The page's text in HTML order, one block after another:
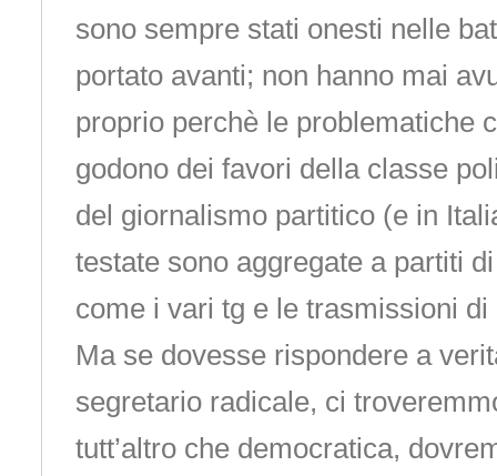
sono sempre stati onesti nelle
portato avanti; non hanno mai
proprio perchè le problematiche
godono dei favori della classe
del giornalismo partitico (e in
testate sono aggregate a partiti
come i vari tg e le trasmissioni
Ma se dovesse rispondere a
segretario radicale, ci
tutt’altro che democratica,